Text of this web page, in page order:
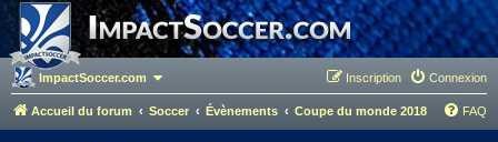
ImpactSoccer.com Connexion
Inscription
Accueil du forum Soccer Évènements Coupe du monde 2018 FAQ